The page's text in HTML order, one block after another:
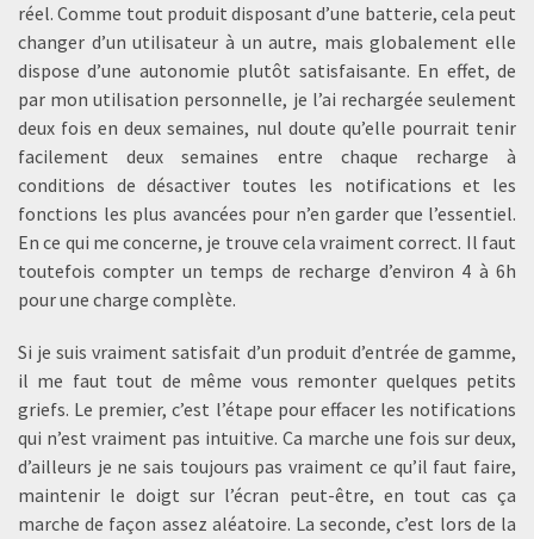
réel. Comme tout produit disposant d’une batterie, cela peut
changer d’un utilisateur à un autre, mais globalement elle
dispose d’une autonomie plutôt satisfaisante. En effet, de
par mon utilisation personnelle, je l’ai rechargée seulement
deux fois en deux semaines, nul doute qu’elle pourrait tenir
facilement deux semaines entre chaque recharge à
conditions de désactiver toutes les notifications et les
fonctions les plus avancées pour n’en garder que l’essentiel.
En ce qui me concerne, je trouve cela vraiment correct. Il faut
toutefois compter un temps de recharge d’environ 4 à 6h
pour une charge complète.
Si je suis vraiment satisfait d’un produit d’entrée de gamme,
il me faut tout de même vous remonter quelques petits
griefs. Le premier, c’est l’étape pour effacer les notifications
qui n’est vraiment pas intuitive. Ca marche une fois sur deux,
d’ailleurs je ne sais toujours pas vraiment ce qu’il faut faire,
maintenir le doigt sur l’écran peut-être, en tout cas ça
marche de façon assez aléatoire. La seconde, c’est lors de la